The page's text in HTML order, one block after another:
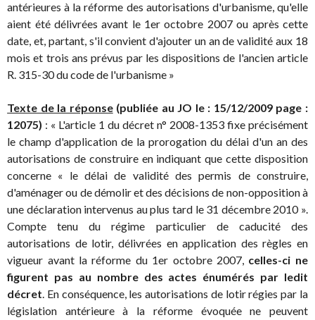
antérieures à la réforme des autorisations d'urbanisme, qu'elle
aient été délivrées avant le 1er octobre 2007 ou après cette
date, et, partant, s'il convient d'ajouter un an de validité aux 18
mois et trois ans prévus par les dispositions de l'ancien article
R. 315-30 du code de l'urbanisme »
Texte de la réponse(publiée au JO le : 15/12/2009 page :
12075) : « L'article 1 du décret n° 2008-1353 fixe précisément
le champ d'application de la prorogation du délai d'un an des
autorisations de construire en indiquant que cette disposition
concerne « le délai de validité des permis de construire,
d'aménager ou de démolir et des décisions de non-opposition à
une déclaration intervenus au plus tard le 31 décembre 2010 ».
Compte tenu du régime particulier de caducité des
autorisations de lotir, délivrées en application des règles en
vigueur avant la réforme du 1er octobre 2007, celles-ci ne
figurent pas au nombre des actes énumérés par ledit
décret. En conséquence, les autorisations de lotir régies par la
législation antérieure à la réforme évoquée ne peuvent